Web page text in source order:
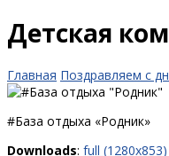
Детская
Главная Поздравляем с
#База отдыха «Родник»
Downloads: full (1280x853)